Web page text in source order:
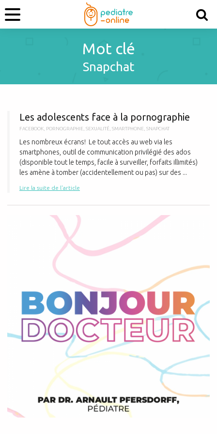
Mot clé
Snapchat
Les adolescents face à la pornographie
FACEBOOK PORNOGRAPHIE SEXUALITÉ SMARTPHONE SNAPCHAT
Les nombreux écrans! Le tout accès au web via les
smartphones, outil de communication privilégié des ados
(disponible tout le temps, facile à surveiller, forfaits illimités)
les amène à tomber (accidentellement ou pas) sur des ...
Lire la suite de l'article